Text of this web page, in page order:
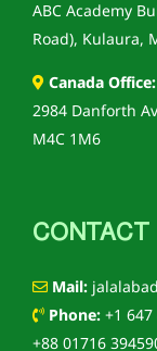
ABC Academy
Road), Kulaura,
Canada Office:
2984 Danforth
M4C 1M6
CONTACT
Mail:
Phone: +1
+88 01716